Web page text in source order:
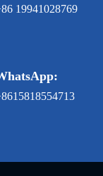
19941028769